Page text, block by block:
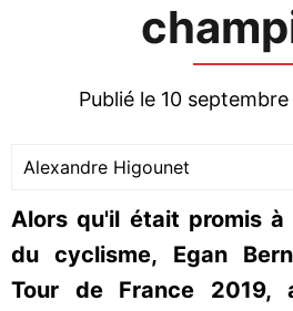
Publié le 10
Alexandre Higounet
Alors qu'il était promis
du cyclisme, Egan
Tour de France 2019,